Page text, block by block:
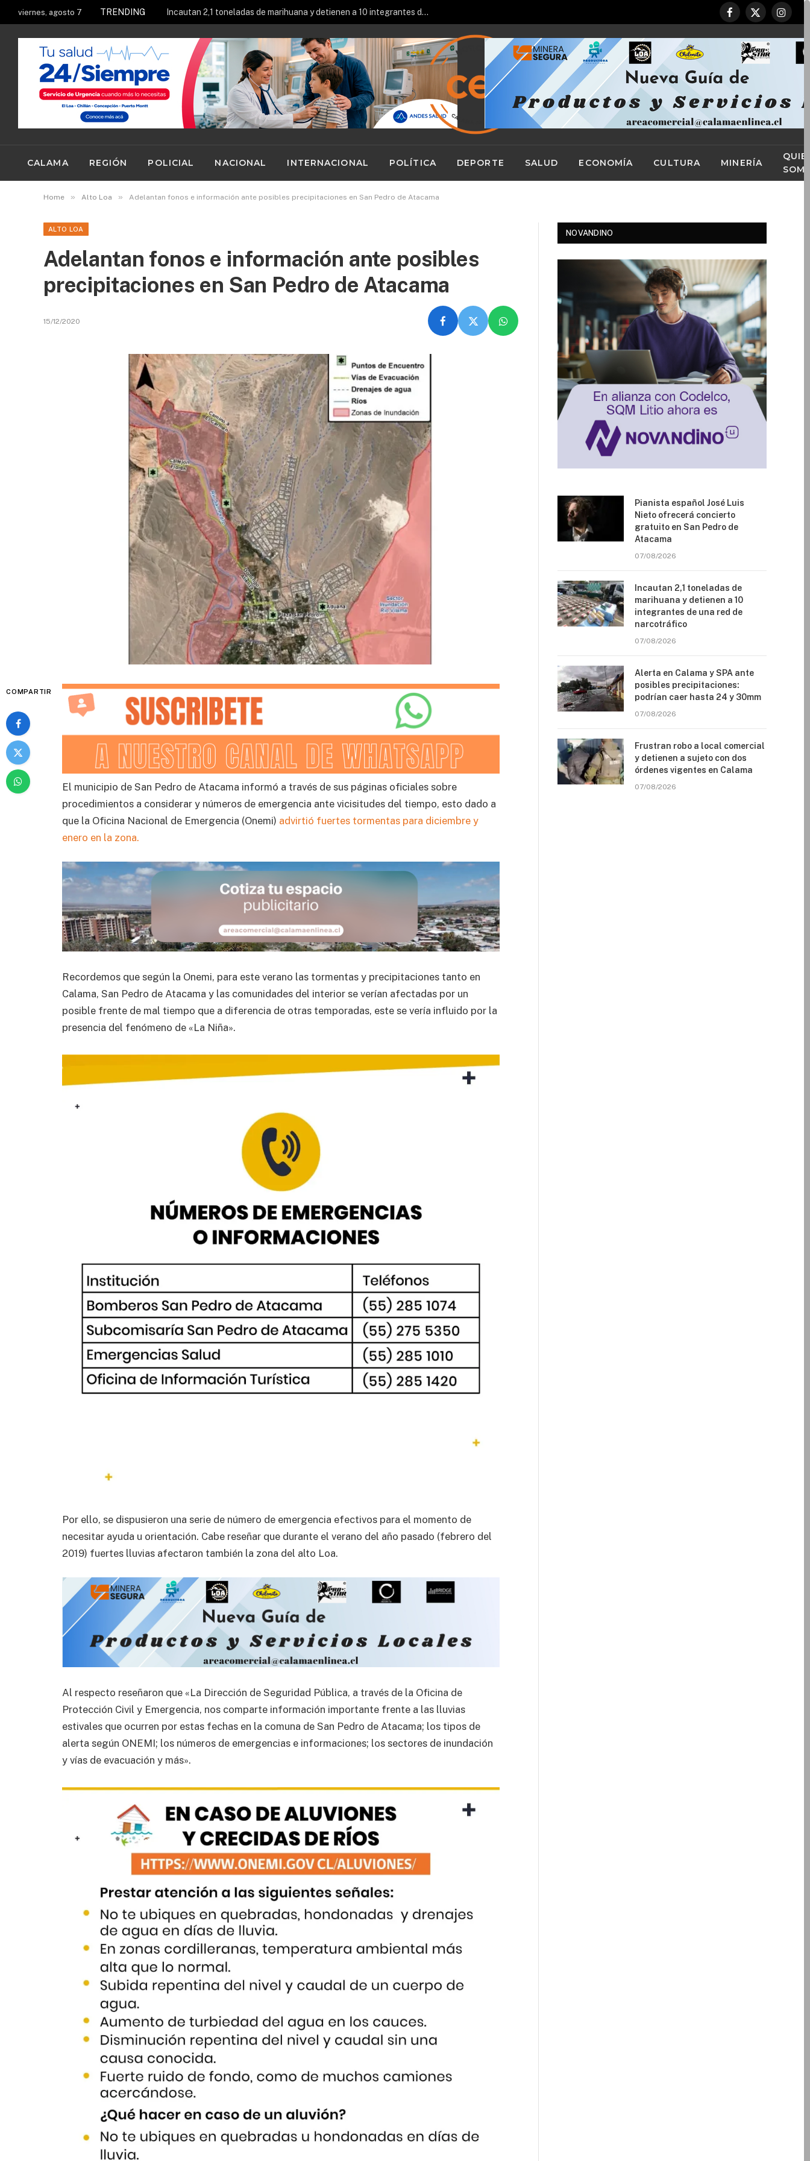
viernes, agosto 7 TRENDING Alerta en Calama y SPA ante posibles precipitaciones: podrían caer hasta 24 y 30mm
Facebook
X
CALAMA REGIÓN POLICIAL NACIONAL INTERNACIONAL POLÍTICA DEPORTE SALUD ECONOMÍA CULTURA MINERÍA
Home » Alto Loa » Adelantan fonos e información ante posibles precipitaciones en San Pedro de Atacama
ALTO LOA
Adelantan fonos e información ante posibles
precipitaciones en San Pedro de Atacama
15/12/2020
COMPARTIR
El municipio de San Pedro de Atacama informó a través de sus páginas oficiales sobre
procedimientos a considerar y números de emergencia ante vicisitudes del tiempo, esto dado a
que la Oficina Nacional de Emergencia (Onemi) advirtió fuertes tormentas para diciembre y
enero en la zona.
Recordemos que según la Onemi, para este verano las tormentas y precipitaciones tanto en
Calama, San Pedro de Atacama y las comunidades del interior se verían afectadas por un
posible frente de mal tiempo que a diferencia de otras temporadas, este se vería influido por la
presencia del fenómeno de «La Niña».
Por ello, se dispusieron una serie de número de emergencia efectivos para el momento de
necesitar ayuda u orientación. Cabe reseñar que durante el verano del año pasado (febrero del
2019) fuertes lluvias afectaron también la zona del alto Loa.
Al respecto reseñaron que «La Dirección de Seguridad Pública, a través de la Oficina de
Protección Civil y Emergencia, nos comparte información importante frente a las lluvias
estivales que ocurren por estas fechas en la comuna de San Pedro de Atacama; los tipos de
alerta según ONEMI; los números de emergencias e informaciones; los sectores de inundación
y vías de evacuación y más».
NOVANDINO
Pianista español José Luis
Nieto ofrecerá concierto
gratuito en San Pedro de
Atacama
07/08/2026
Incautan 2,1 toneladas de
marihuana y detienen a 10
integrantes de una red de
narcotráfico
07/08/2026
Alerta en Calama y SPA ante
posibles precipitaciones:
podrían caer hasta 24 y 30mm
07/08/2026
Frustran robo a local comercial
y detienen a sujeto con dos
órdenes vigentes en Calama
07/08/2026